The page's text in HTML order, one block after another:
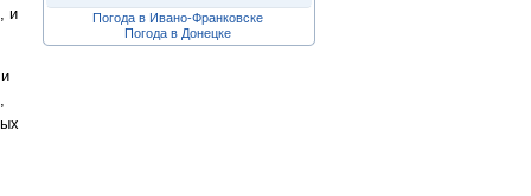
и
Погода в Ивано-Франковске
Погода в Донецке